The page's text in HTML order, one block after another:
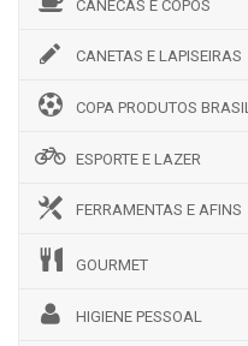
CANECAS E COPOS
CANETAS E LAPISEIRAS
COPA PRODUTOS BRASIL
ESPORTE E LAZER
FERRAMENTAS E AFINS
GOURMET
HIGIENE PESSOAL